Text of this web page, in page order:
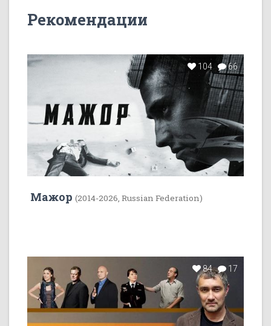
Рекомендации
104 66
Мажор (2014-2026, Russian Federation)
84 17